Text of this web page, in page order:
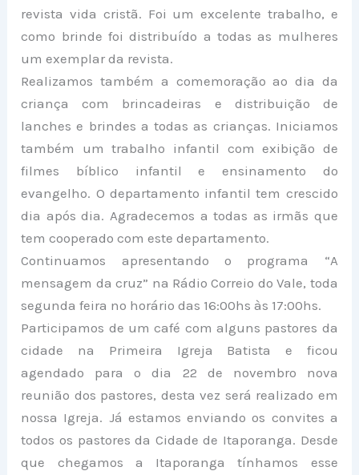
revista vida cristã. Foi um excelente trabalho, e
como brinde foi distribuído a todas as mulheres
um exemplar da revista.
Realizamos também a comemoração ao dia da
criança com brincadeiras e distribuição de
lanches e brindes a todas as crianças. Iniciamos
também um trabalho infantil com exibição de
filmes bíblico infantil e ensinamento do
evangelho. O departamento infantil tem crescido
dia após dia. Agradecemos a todas as irmãs que
tem cooperado com este departamento.
Continuamos apresentando o programa “A
mensagem da cruz” na Rádio Correio do Vale, toda
segunda feira no horário das 16:00hs às 17:00hs.
Participamos de um café com alguns pastores da
cidade na Primeira Igreja Batista e ficou
agendado para o dia 22 de novembro nova
reunião dos pastores, desta vez será realizado em
nossa Igreja. Já estamos enviando os convites a
todos os pastores da Cidade de Itaporanga. Desde
que chegamos a Itaporanga tínhamos esse